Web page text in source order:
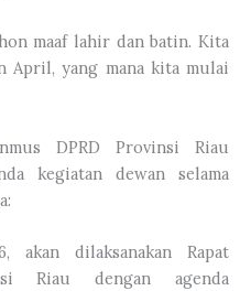
maaf lahir dan batin. Kita
April, yang mana kita mulai
DPRD Provinsi Riau
kegiatan dewan selama
dilaksanakan Rapat
Riau dengan agenda